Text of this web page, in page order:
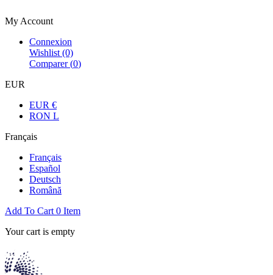
My Account
Connexion
Wishlist (0)
Comparer (0)
EUR
EUR €
RON L
Français
Français
Español
Deutsch
Română
Add To Cart 0 Item
Your cart is empty